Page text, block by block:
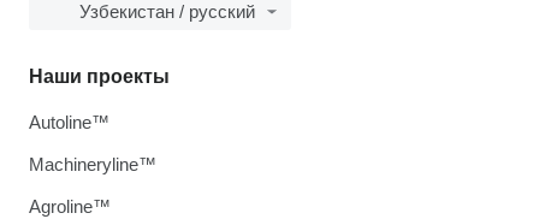
Узбекистан / русский
Наши проекты
Autoline™
Machineryline™
Agroline™